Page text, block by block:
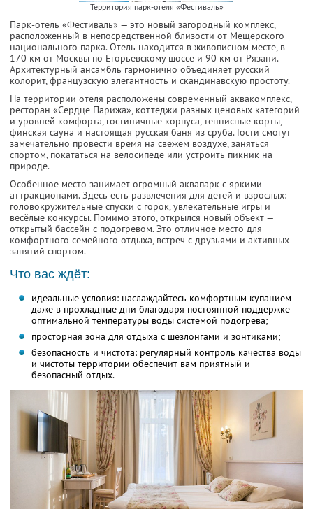
Территория парк-отеля «Фестиваль»
Парк-отель «Фестиваль» — это новый загородный комплекс,
расположенный в непосредственной близости от Мещерского
национального парка. Отель находится в живописном месте, в
170 км от Москвы по Егорьевскому шоссе и 90 км от Рязани.
Архитектурный ансамбль гармонично объединяет русский
колорит, французскую элегантность и скандинавскую простоту.
На территории отеля расположены современный аквакомплекс,
ресторан «Сердце Парижа», коттеджи разных ценовых категорий
и уровней комфорта, гостиничные корпуса, теннисные корты,
финская сауна и настоящая русская баня из сруба. Гости смогут
замечательно провести время на свежем воздухе, заняться
спортом, покататься на велосипеде или устроить пикник на
природе.
Особенное место занимает огромный аквапарк с яркими
аттракционами. Здесь есть развлечения для детей и взрослых:
головокружительные спуски с горок, увлекательные игры и
весёлые конкурсы. Помимо этого, открылся новый объект —
открытый бассейн с подогревом. Это отличное место для
комфортного семейного отдыха, встреч с друзьями и активных
занятий спортом.
Что вас ждёт:
идеальные условия: наслаждайтесь комфортным купанием
даже в прохладные дни благодаря постоянной поддержке
оптимальной температуры воды системой подогрева;
просторная зона для отдыха с шезлонгами и зонтиками;
безопасность и чистота: регулярный контроль качества воды
и чистоты территории обеспечит вам приятный и
безопасный отдых.